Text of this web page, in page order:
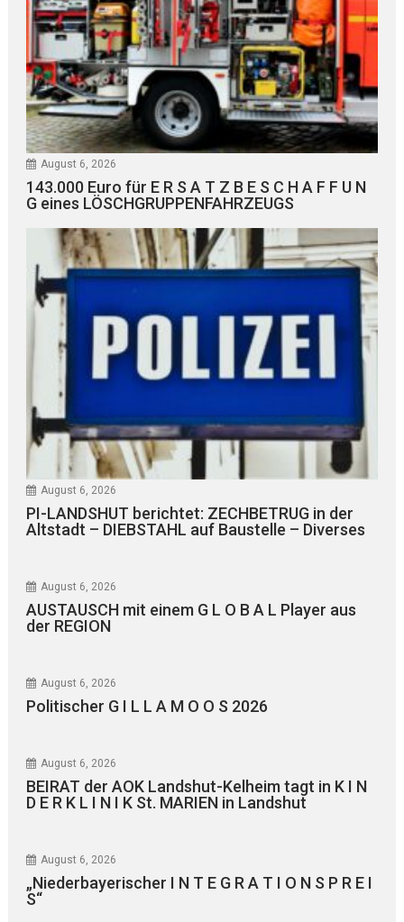
August 6, 2026
143.000 Euro für E R S A T Z B E S C H A F F U N
G eines LÖSCHGRUPPENFAHRZEUGS
August 6, 2026
PI-LANDSHUT berichtet: ZECHBETRUG in der
Altstadt – DIEBSTAHL auf Baustelle – Diverses
August 6, 2026
AUSTAUSCH mit einem G L O B A L Player aus
der REGION
August 6, 2026
Politischer G I L L A M O O S 2026
August 6, 2026
BEIRAT der AOK Landshut-Kelheim tagt in K I N
D E R K L I N I K St. MARIEN in Landshut
August 6, 2026
„Niederbayerischer I N T E G R A T I O N S P R E I
S“